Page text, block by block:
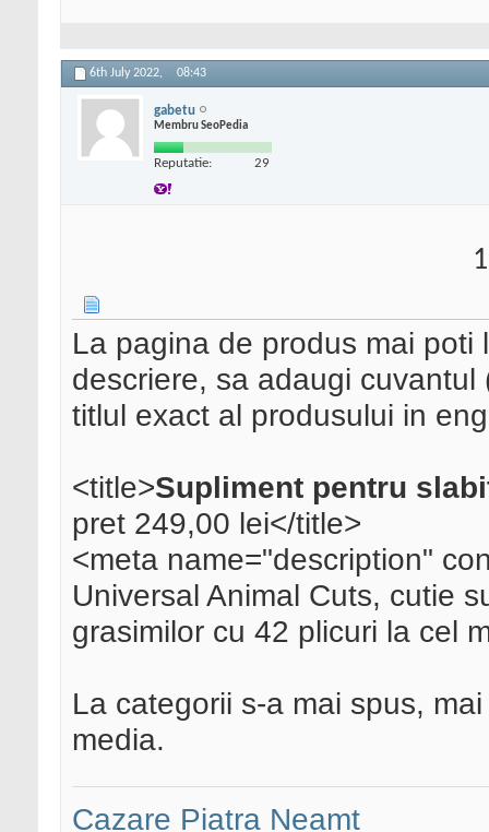
6th July 2022, 08:43
gabetu
Membru SeoPedia
Reputatie: 29
La pagina de produs mai
descriere, sa adaugi
titlul exact al produsului in
<title>Supliment pentru
pret 249,00 lei</title>
<meta name="description"
Universal Animal Cuts, cutie
grasimilor cu 42 plicuri la cel
La categorii s-a mai spus,
media.
Cazare Piatra Neamt